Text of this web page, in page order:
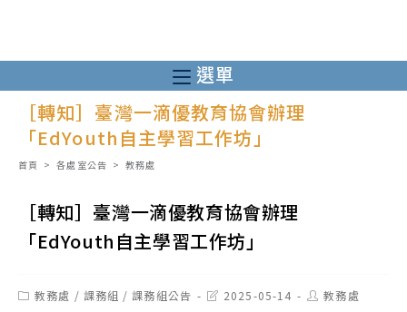
至
主
選單
［轉知］臺灣一滴優教育協會辦理
「EdYouth自主學習工作坊」
首頁 > 各處室公告 > 教務處
［轉知］臺灣一滴優教育協會辦理
「EdYouth自主學習工作坊」
Post教務處 / 課務組 / 課務組公告
Post2025-05-14
Post教務處